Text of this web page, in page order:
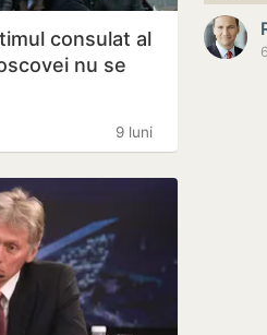
consulat al
nu se
9 luni